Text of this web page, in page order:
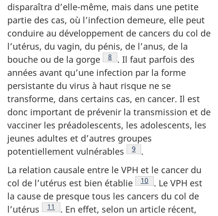
disparaîtra d’elle-même, mais dans une petite
partie des cas, où l’infection demeure, elle peut
conduire au développement de cancers du col de
l’utérus, du vagin, du pénis, de l’anus, de la
bouche ou de la gorge Note de bas de page
8 . Il faut parfois des
années avant qu’une infection par la forme
persistante du virus à haut risque ne se
transforme, dans certains cas, en cancer. Il est
donc important de prévenir la transmission et de
vacciner les préadolescents, les adolescents, les
jeunes adultes et d’autres groupes
potentiellement vulnérables Note de bas de page
9
.
La relation causale entre le VPH et le cancer du
col de l’utérus est bien établie Note de bas de page
10 . Le VPH est
la cause de presque tous les cancers du col de
l’utérus
Note de bas de page
11 . En effet, selon un article récent,